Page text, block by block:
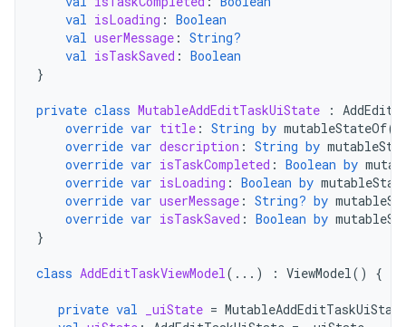
val isLoading : Boolean
val userMessage : String?
val isTaskSaved : Boolean
}
private class MutableAddEditTaskUiState :
override var title : String by mutableStateOf(
override var description : String by
override var isTaskCompleted : Boolean by
override var isLoading : Boolean by
override var userMessage : String? by
override var isTaskSaved : Boolean by
}
class AddEditTaskViewModel (...) : ViewModel () {
private val _uiState = MutableAddEditTaskUiState